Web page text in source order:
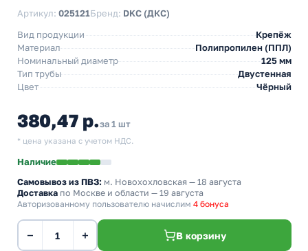
Артикул: 025121Бренд: DKC (ДКС)
Вид продукции
Крепёж
Материал
Полипропилен (ППЛ)
Номинальный диаметр
125 мм
Тип трубы
Двустенная
Цвет
Чёрный
380,47 р.за 1 шт
* цена указана с учетом НДС.
Наличие
Самовывоз из ПВЗ: м. Новохохловская — 18 августа
Доставка по Москве и области — 19 августа
Авторизованному пользователю начислим 4 бонуса
− + В корзину